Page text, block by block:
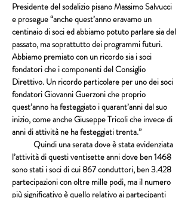
Presidente del sodalizio pisano Massimo Salvucci
e prosegue “anche quest’anno eravamo un
centinaio di soci ed abbiamo potuto parlare sia del
passato, ma soprattutto dei programmi futuri.
Abbiamo premiato con un ricordo sia i soci
fondatori che i componenti del Consiglio
Direttivo. Un ricordo particolare per uno dei soci
fondatori Giovanni Guerzoni che proprio
quest’anno ha festeggiato i quarant’anni dal suo
inizio, come anche Giuseppe Tricoli che invece di
anni di attività ne ha festeggiati trenta.”
Quindi una serata dove è stata evidenziata
l’attività di questi ventisette anni dove ben 1468
sono stati i soci di cui 867 conduttori, ben 3.428
partecipazioni con oltre mille podi, ma il numero
più significativo è quello relativo ai partecipanti